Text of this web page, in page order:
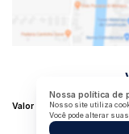
Nossa política de
Nosso site utiliza
Você pode alterar
Valor de Venda